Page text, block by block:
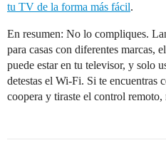
tu TV de la forma más fácil.
En resumen: No lo compliques.
para casas con diferentes marcas,
puede estar en tu televisor, y solo
detestas el Wi-Fi. Si te encuentras
coopera y tiraste el control remoto,